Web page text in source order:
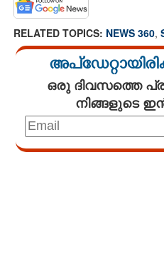
RELATED TOPICS: NEWS 360,
ഒരു ദിവസത്തെ
നിങ്ങളുടെ